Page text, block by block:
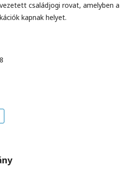
családjogi rovat, amelyben a
kapnak helyet.